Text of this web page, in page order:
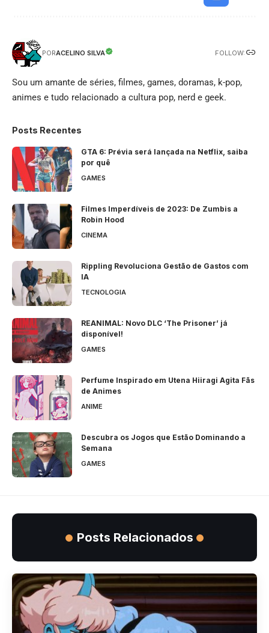
PORACELINO SILVA FOLLOW:
Sou um amante de séries, filmes, games, doramas, k-pop,
animes e tudo relacionado a cultura pop, nerd e geek.
Posts Recentes
GTA 6: Prévia será lançada na Netflix, saiba
por quê
GAMES
Filmes Imperdíveis de 2023: De Zumbis a
Robin Hood
CINEMA
Rippling Revoluciona Gestão de Gastos com
IA
TECNOLOGIA
REANIMAL: Novo DLC ‘The Prisoner’ já
disponível!
GAMES
Perfume Inspirado em Utena Hiiragi Agita Fãs
de Animes
ANIME
Descubra os Jogos que Estão Dominando a
Semana
GAMES
Posts Relacionados